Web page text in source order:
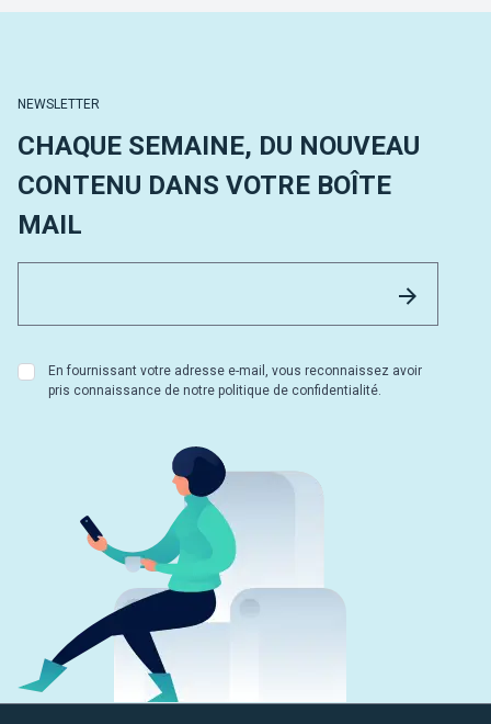
NEWSLETTER
CHAQUE SEMAINE, DU NOUVEAU
CONTENU DANS VOTRE BOÎTE
MAIL
En fournissant votre adresse e-mail, vous reconnaissez avoir
pris connaissance de notre politique de confidentialité.